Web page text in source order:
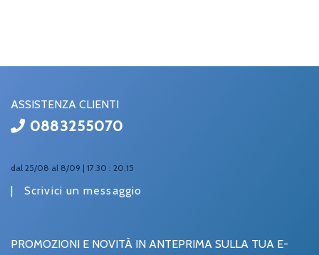
ASSISTENZA CLIENTI
0883255070
dal 25/08 al 8/09 | 17.30 : 20.15
| Scrivici un messaggio
PROMOZIONI E NOVITÀ IN ANTEPRIMA SULLA TUA E-